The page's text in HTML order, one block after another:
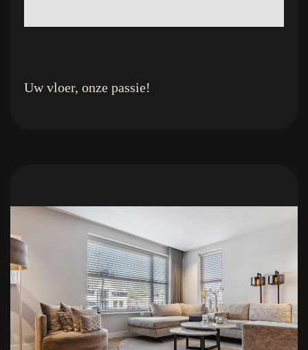
Uw vloer, onze passie!